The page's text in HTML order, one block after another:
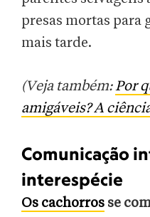
presas mortas para
mais tarde.
(Veja também:Por
amigáveis? A
Comunicação
interespécie
Os cachorros se